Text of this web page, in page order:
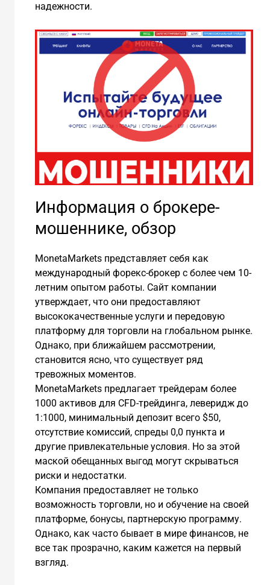
надежности.
Информация о брокере-
мошеннике, обзор
MonetaMarkets представляет себя как
международный форекс-брокер с более чем 10-
летним опытом работы. Сайт компании
утверждает, что они предоставляют
высококачественные услуги и передовую
платформу для торговли на глобальном рынке.
Однако, при ближайшем рассмотрении,
становится ясно, что существует ряд
тревожных моментов.
MonetaMarkets предлагает трейдерам более
1000 активов для CFD-трейдинга, леверидж до
1:1000, минимальный депозит всего $50,
отсутствие комиссий, спреды 0,0 пункта и
другие привлекательные условия. Но за этой
маской обещанных выгод могут скрываться
риски и недостатки.
Компания предоставляет не только
возможность торговли, но и обучение на своей
платформе, бонусы, партнерскую программу.
Однако, как часто бывает в мире финансов, не
все так прозрачно, каким кажется на первый
взгляд.